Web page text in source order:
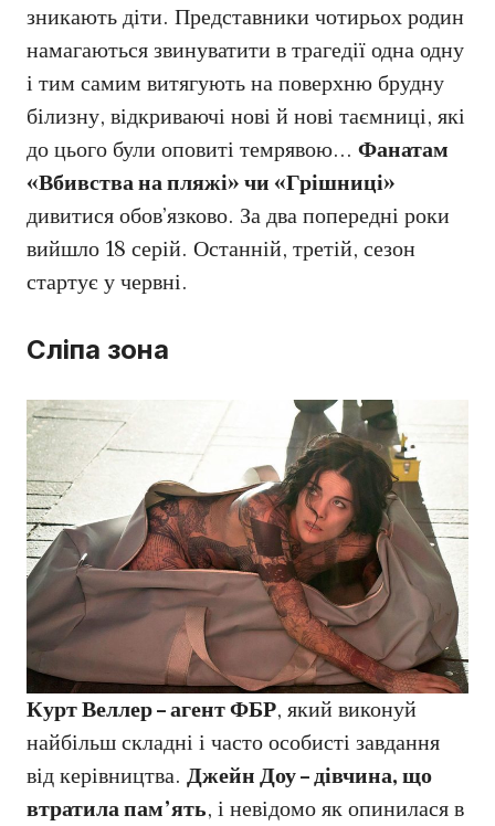
зникають діти. Представники чотирьох родин
намагаються звинуватити в трагедії одна одну
і тим самим витягують на поверхню брудну
білизну, відкриваючі нові й нові таємниці, які
до цього були оповиті темрявою… Фанатам
«Вбивства на пляжі» чи «Грішниці»
дивитися обов’язково. За два попередні роки
вийшло 18 серій. Останній, третій, сезон
стартує у червні.
Сліпа зона
Курт Веллер – агент ФБР, який виконуй
найбільш складні і часто особисті завдання
від керівництва. Джейн Доу – дівчина, що
втратила пам’ять, і невідомо як опинилася в